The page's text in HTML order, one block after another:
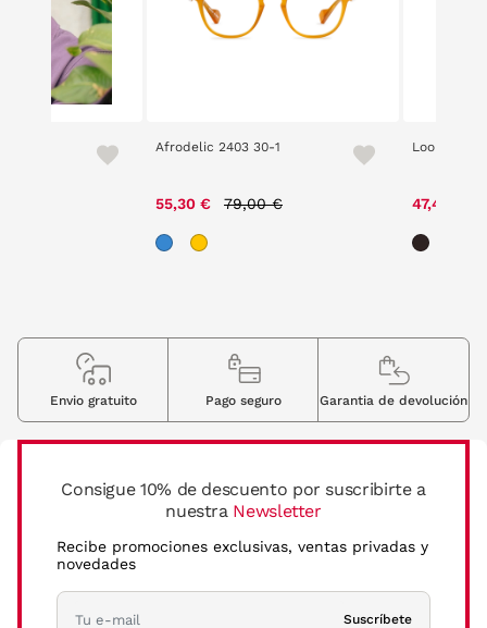
Afrodelic 2403 30-1
55,30 € 79,00 €
Loom 2201
47,40 €
Consigue 10% de descuento por suscribirte a
nuestra Newsletter
Recibe promociones exclusivas, ventas privadas y
novedades
Suscríbete
Envio gratuito Pago seguro Garantia de devolución